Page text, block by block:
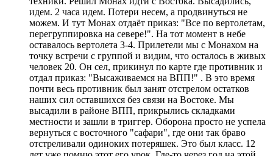
идем. 2 часа идем. Потери несем, а продвинуться не
можем. И тут Монах отдаёт приказ: "Все по вертолетам,
перегруппировка на севере!". На тот момент в небе
оставалось вертолета 3-4. Прилетели мы с Монахом на
точку встречи с группой и видим, что осталось в живых
человек 20. Он сел, прикинул по карте где противник и
отдал приказ: "Высаживаемся на ВПП!" . В это время
почти весь противник был занят отстрелом остатков
наших сил оставшихся без связи на Востоке. Мы
высадили в районе ВПП, прикрылись складками
местности и зашли в триггер. Оборона просто не успела
вернуться с восточного "сафари", где они так браво
отстреливали одиноких потеряшек. Это был класс. 12